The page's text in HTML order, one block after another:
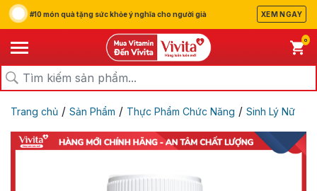
#10 món quà tặng sức khỏe ý nghĩa cho người già XEM NGAY
0
Trang chủ / Sản Phẩm / Thực Phẩm Chức Năng / Sinh Lý Nữ